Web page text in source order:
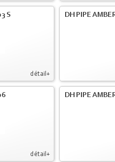
détail+
S DH PIPE
détail+
DH PIPE